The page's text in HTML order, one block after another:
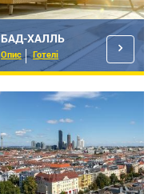
БАД-ХАЛЛЬ
Опис Готелі